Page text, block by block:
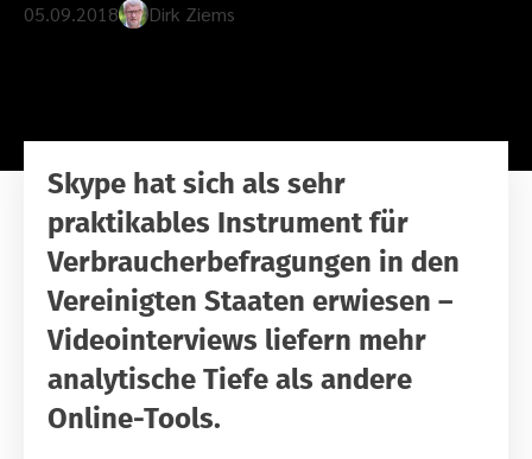
05.09.2018 Dirk Ziems
Skype hat sich als sehr
praktikables Instrument für
Verbraucherbefragungen in den
Vereinigten Staaten erwiesen –
Videointerviews liefern mehr
analytische Tiefe als andere
Online-Tools.